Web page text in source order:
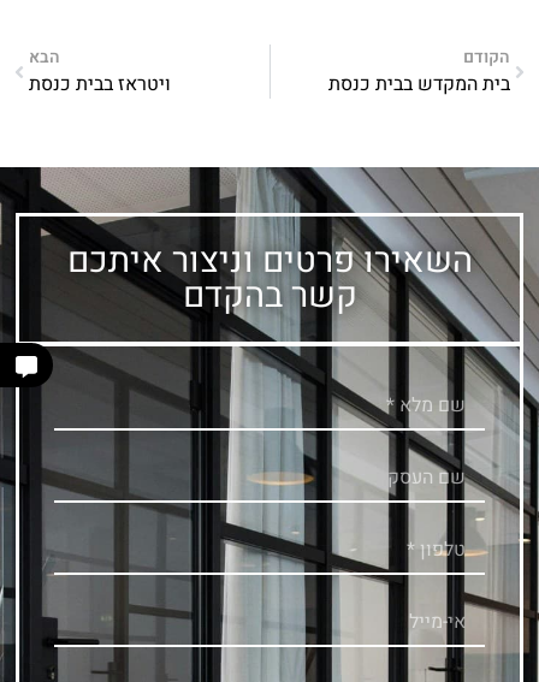
הקודם
בית המקדש בבית כנסת
הבא
ויטראז בבית כנסת
השאירו פרטים וניצור איתכם
קשר בהקדם